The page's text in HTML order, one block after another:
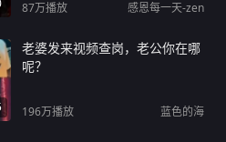
87万播放 感恩每一天-zen
老婆发来视频查岗，老公你在哪
呢？
196万播放 蓝色的海